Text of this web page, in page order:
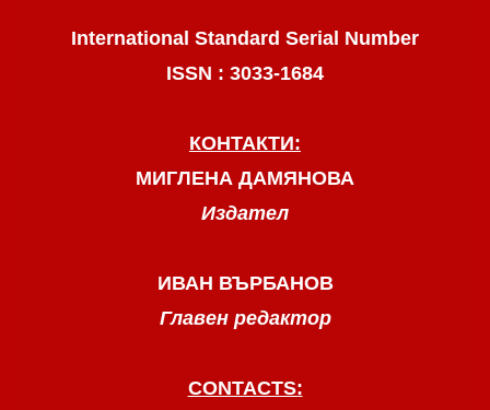
International Standard Serial Number
ISSN : 3033-1684
КОНТАКТИ:
МИГЛЕНА ДАМЯНОВА
Издател
ИВАН ВЪРБАНОВ
Главен редактор
CONTACTS: